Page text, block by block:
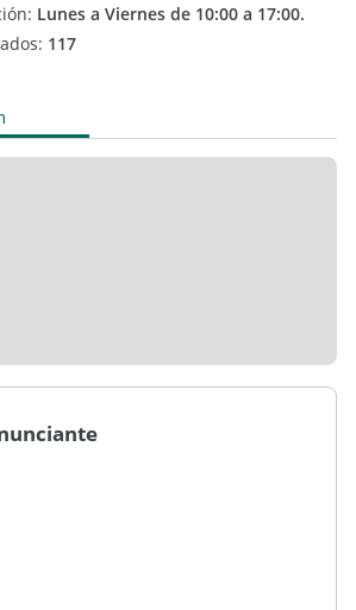
Lunes a Viernes de 10:00 a 17:00.
117